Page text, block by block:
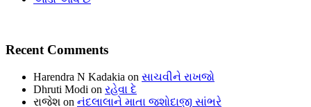
Recent Comments
Harendra N Kadakia on સાચવીને રાખજો
Dhruti Modi on રહેવા દે
રાજેશ on નંદલાલાને માતા જશોદાજી સાંભરે